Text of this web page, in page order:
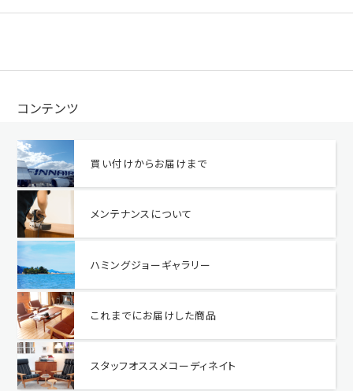
コンテンツ
買い付けからお届けまで
メンテナンスについて
ハミングジョーギャラリー
これまでにお届けした商品
スタッフオススメコーディネイト